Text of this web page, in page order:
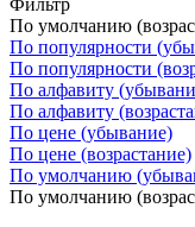
По умолчанию
По популярности
По популярности
По алфавиту
По алфавиту
По цене (убывание)
По цене (возрастание)
По умолчанию
По умолчанию